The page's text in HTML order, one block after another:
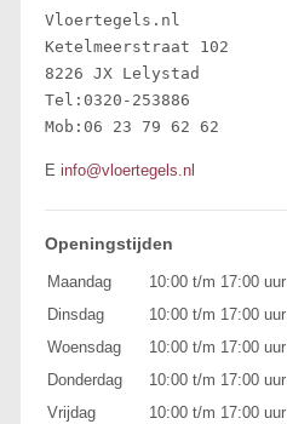
Vloertegels.nl
Ketelmeerstraat 102
8226 JX Lelystad
Tel:0320-253886
Mob:06 23 79 62 62
E info@vloertegels.nl
Openingstijden
Maandag
10:00 t/m 17:00 uur
Dinsdag
10:00 t/m 17:00 uur
Woensdag
10:00 t/m 17:00 uur
Donderdag
10:00 t/m 17:00 uur
Vrijdag
10:00 t/m 17:00 uur